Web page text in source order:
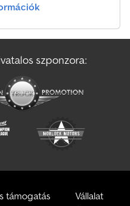
Super-elastic abroncsok (SE)
történő
Tárolórekesz
közbenső
Telefon: +49 551 50 84
szponzora:
támogatás Vállalat